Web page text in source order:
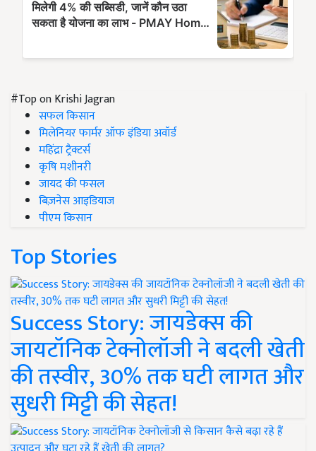
#Top on Krishi Jagran
सफल किसान
मिलेनियर फार्मर ऑफ इंडिया अवॉर्ड
महिंद्रा ट्रैक्टर्स
कृषि मशीनरी
जायद की फसल
बिज़नेस आइडियाज
पीएम किसान
Top Stories
Success Story: जायडेक्स की
जायटॉनिक टेक्नोलॉजी ने बदली खेती
की तस्वीर, 30% तक घटी लागत और
सुधरी मिट्टी की सेहत!